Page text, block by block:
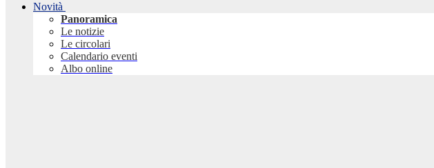
Novità
Panoramica
Le notizie
Le circolari
Calendario eventi
Albo online